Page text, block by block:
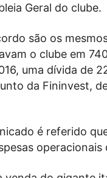
Geral do clube.
são os
o clube em
uma dívida de
da Fininvest,
é referido